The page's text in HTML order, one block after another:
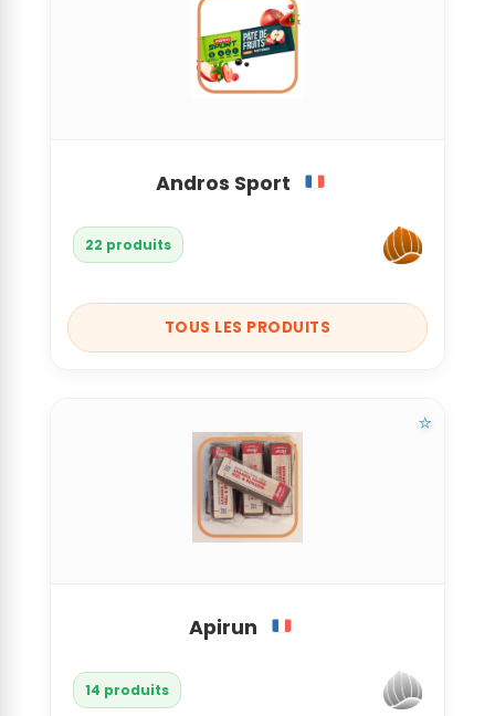
Andros Sport
22 produits
TOUS LES PRODUITS
⭐
Apirun
14 produits